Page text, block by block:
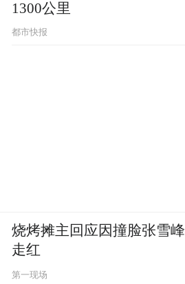
1300公里
都市快报
烧烤摊主回应因撞脸张雪峰
走红
第一现场